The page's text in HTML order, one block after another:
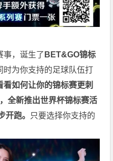
事，诞生了 BET&GO锦标
时为你支持的足球队伍打
如何让你的锦标赛更刺
全新推出世界杯锦标赛活
开跑。 只要选择你支持的